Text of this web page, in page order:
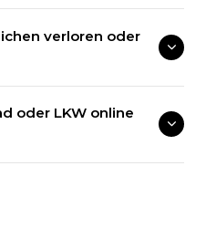
verloren oder
oder LKW online